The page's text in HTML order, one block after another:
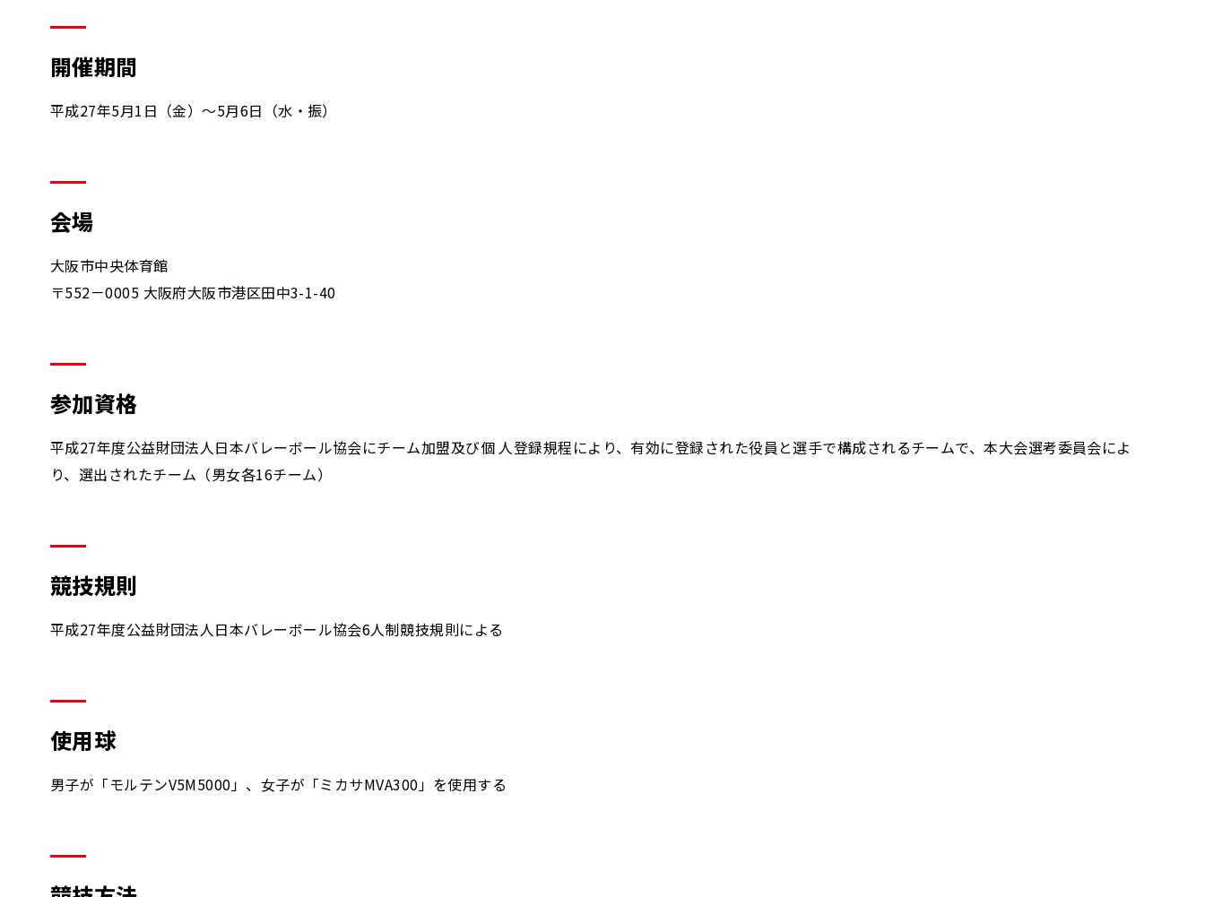
開催期間
平成27年5月1日（金）～5月6日（水・振）
会場
大阪市中央体育館
〒552－0005 大阪府大阪市港区田中3-1-40
参加資格
平成27年度公益財団法人日本バレーボール協会にチーム加盟及び個 人登録規程により、有効に登録された役員と選手で構成されるチームで、本大会選考委員会によ
り、選出されたチーム（男女各16チーム）
競技規則
平成27年度公益財団法人日本バレーボール協会6人制競技規則による
使用球
男子が「モルテンV5M5000」、女子が「ミカサMVA300」を使用する